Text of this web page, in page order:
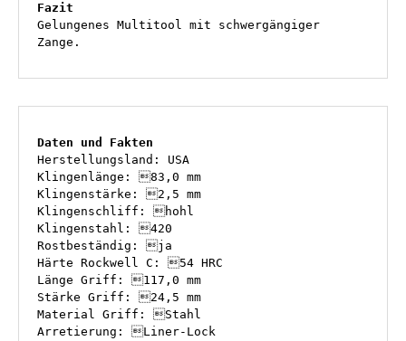
Fazit
Gelungenes Multitool mit schwergängiger
Zange.
Daten und Fakten
Herstellungsland: USA
Klingenlänge: 83,0 mm
Klingenstärke: 2,5 mm
Klingenschliff: hohl
Klingenstahl: 420
Rostbeständig: ja
Härte Rockwell C: 54 HRC
Länge Griff: 117,0 mm
Stärke Griff: 24,5 mm
Material Griff: Stahl
Arretierung: Liner-Lock